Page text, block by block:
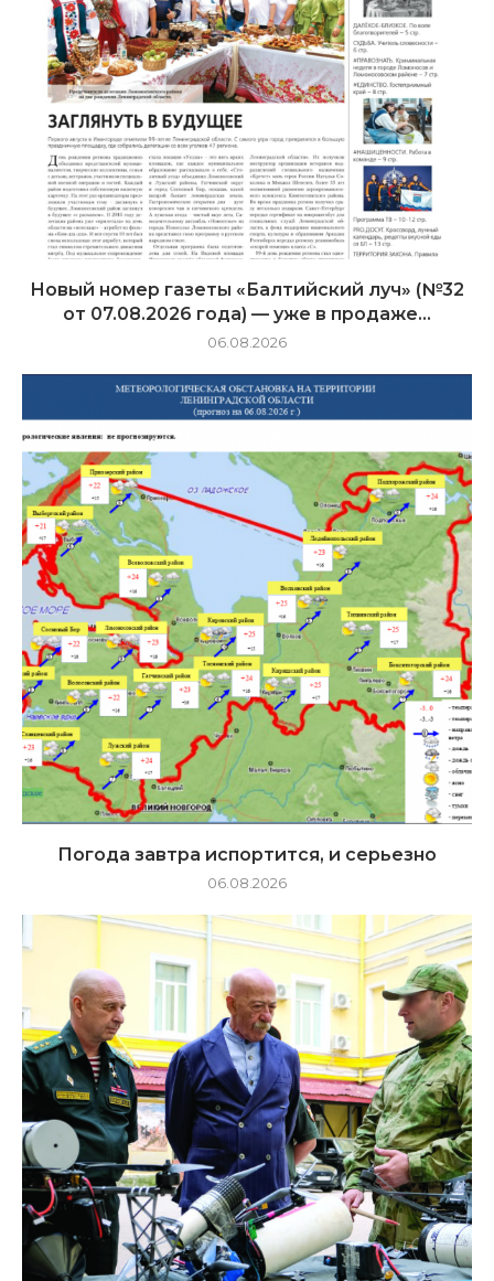
Новый номер газеты «Балтийский луч» (№32
от 07.08.2026 года) — уже в продаже...
06.08.2026
Погода завтра испортится, и серьезно
06.08.2026